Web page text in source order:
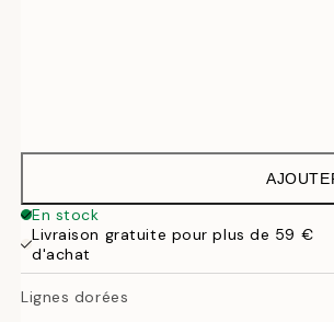
En stock
Livraison gratuite pour plus de 59 €
d'achat
Lignes dorées